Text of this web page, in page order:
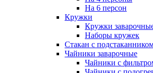
На 6 персон
Кружки
Кружки
Наборы кружек
Стакан с
Чайники заварочные
Чайники с